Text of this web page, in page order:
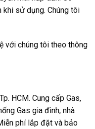
khi sử dụng. Chúng tôi
với chúng tôi theo thông
HCM. Cung cấp Gas,
Gas gia đình, nhà
phí lắp đặt và bảo